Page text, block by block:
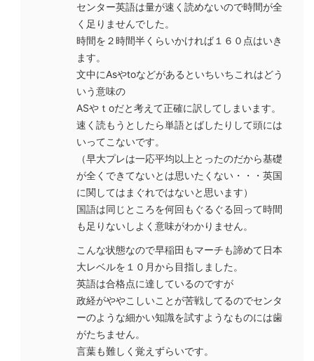
センター英語は量が速く読めないので時間が全
く足りませんでした。
時間を２時間半くらいかければ１６０点はいき
ます。
文中にAsやtoなどがあるといちいちこれはどう
いう意味の
ASやｔoだと考えて正確に訳してしまいます。
速く読もうとしたら単語とばしたりして頭には
いってこないです。
（早大プレは一応平均以上とったのだから基礎
が全くできてないとは思いたくない・・・英国
に関してはまぐれではないと思います）
国語は同じところを何回もぐるぐる回って時間
も足りないしよく意味がわかりません。
こんな状態なので早稲田もマーチも諦めて日本
大レベルを１０月から目指しました。
英語は合格点に達しているのですが
政経がややこしいことが苦戦してるのでセンタ
ーのような細かい知識を試すようなものには歯
がたちません。
言葉も難しく覚えずらいです。